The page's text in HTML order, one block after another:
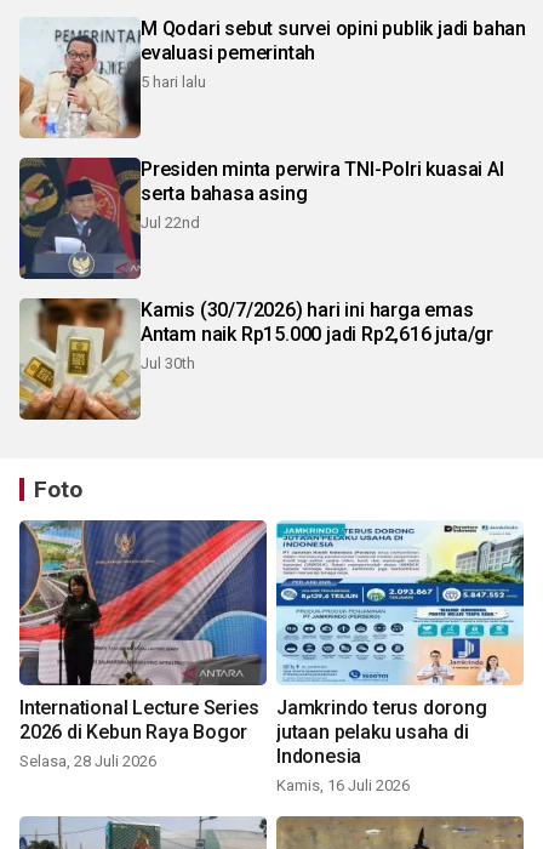
M Qodari sebut survei opini publik jadi bahan
evaluasi pemerintah
5 hari lalu
Presiden minta perwira TNI-Polri kuasai AI
serta bahasa asing
Jul 22nd
Kamis (30/7/2026) hari ini harga emas
Antam naik Rp15.000 jadi Rp2,616 juta/gr
Jul 30th
Foto
International Lecture Series
2026 di Kebun Raya Bogor
Selasa, 28 Juli 2026
Jamkrindo terus dorong
jutaan pelaku usaha di
Indonesia
Kamis, 16 Juli 2026